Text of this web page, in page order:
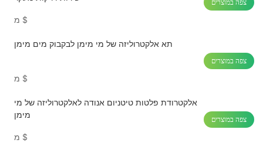
$
צפה במוצרים
תא אלקטרוליזה של מי מימן לבקבוק מים מימן
$
צפה במוצרים
אלקטרודת פלטות טיטניום אנודה לאלקטרוליזה של מי
מימן
$
צפה במוצרים